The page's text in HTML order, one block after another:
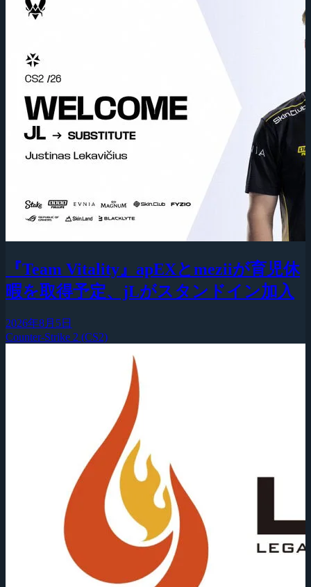
『Team Vitality』apEXとmeziiが育児休
暇を取得予定、jLがスタンドイン加入
2026年8月5日
Counter-Strike 2 (CS2)